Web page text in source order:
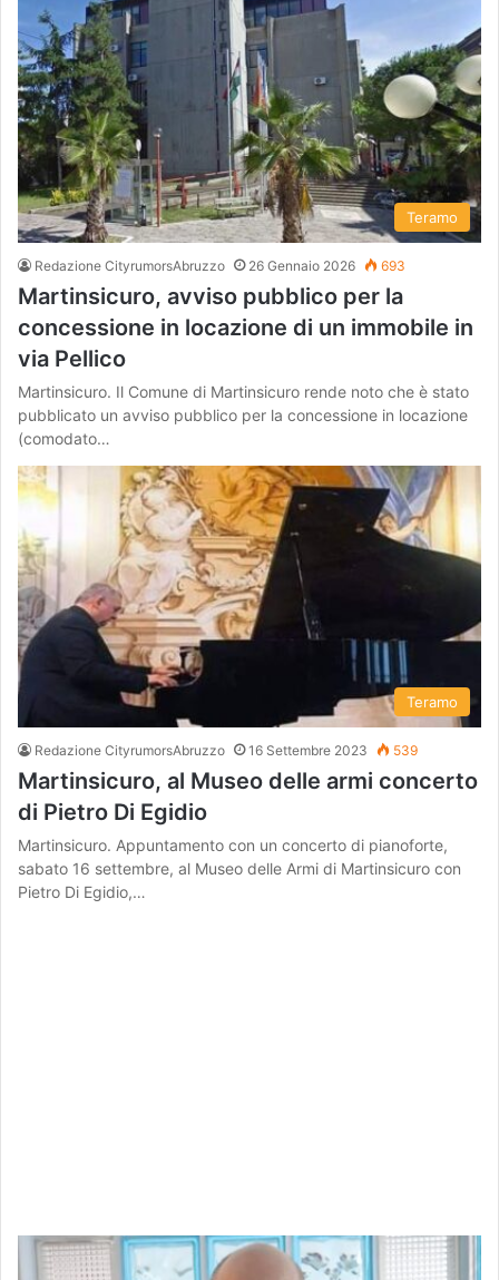
Teramo
Redazione CityrumorsAbruzzo 26 Gennaio 2026 693
Martinsicuro, avviso pubblico per la
concessione in locazione di un immobile in
via Pellico
Martinsicuro. Il Comune di Martinsicuro rende noto che è stato
pubblicato un avviso pubblico per la concessione in locazione
(comodato…
Teramo
Redazione CityrumorsAbruzzo 16 Settembre 2023 539
Martinsicuro, al Museo delle armi concerto
di Pietro Di Egidio
Martinsicuro. Appuntamento con un concerto di pianoforte,
sabato 16 settembre, al Museo delle Armi di Martinsicuro con
Pietro Di Egidio,…